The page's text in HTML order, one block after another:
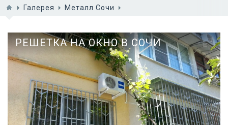
Галерея Металл Сочи
РЕШЕТКА НА ОКНО В СОЧИ